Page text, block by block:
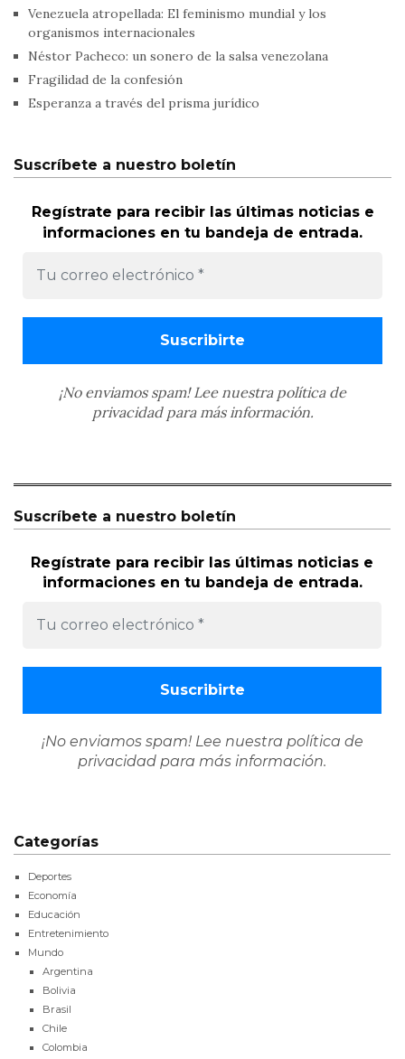
Venezuela atropellada: El feminismo mundial y los
organismos internacionales
Néstor Pacheco: un sonero de la salsa venezolana
Fragilidad de la confesión
Esperanza a través del prisma jurídico
Suscríbete a nuestro boletín
Regístrate para recibir las últimas noticias e
informaciones en tu bandeja de entrada.
¡No enviamos spam! Lee nuestra política de
privacidadpara más información.
Suscríbete a nuestro boletín
Regístrate para recibir las últimas noticias e
informaciones en tu bandeja de entrada.
¡No enviamos spam! Lee nuestra política de
privacidad para más información.
Categorías
Deportes
Economía
Educación
Entretenimiento
Mundo
Argentina
Bolivia
Brasil
Chile
Colombia